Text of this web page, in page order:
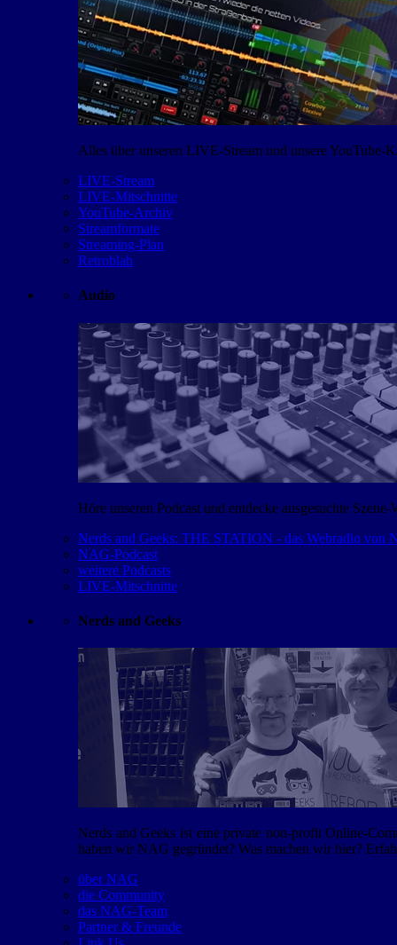
Alles über unseren LIVE-Stream und unsere YouTube-
LIVE-Stream
LIVE-Mitschnitte
YouTube-Archiv
Streamformate
Streaming-Plan
Retroblah
Audio
Höre unseren Podcast und entdecke ausgesuchte Szene-
Nerds and Geeks: THE STATION - das Webradio von
NAG-Podcast
weitere Podcasts
LIVE-Mitschnitte
Nerds and Geeks
Nerds and Geeks ist eine private non-profit Online-
haben wir NAG gegründet? Was machen wir hier?
über NAG
die Community
das NAG-Team
Partner & Freunde